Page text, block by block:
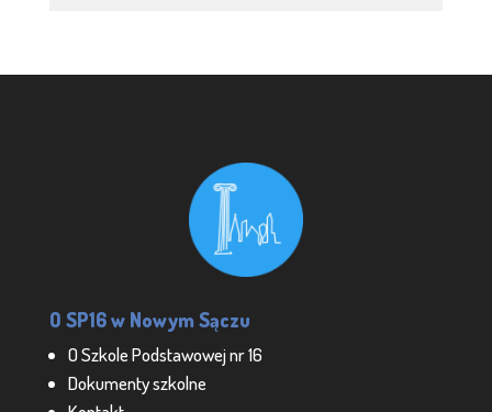
O SP16 w Nowym Sączu
O Szkole Podstawowej nr 16
Dokumenty szkolne